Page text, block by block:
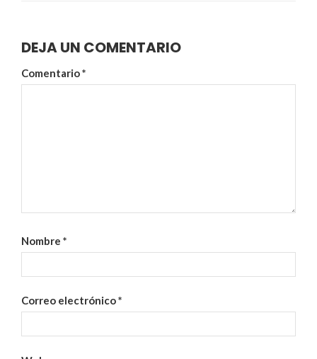
DEJA UN COMENTARIO
Comentario*
Nombre *
Correo electrónico*